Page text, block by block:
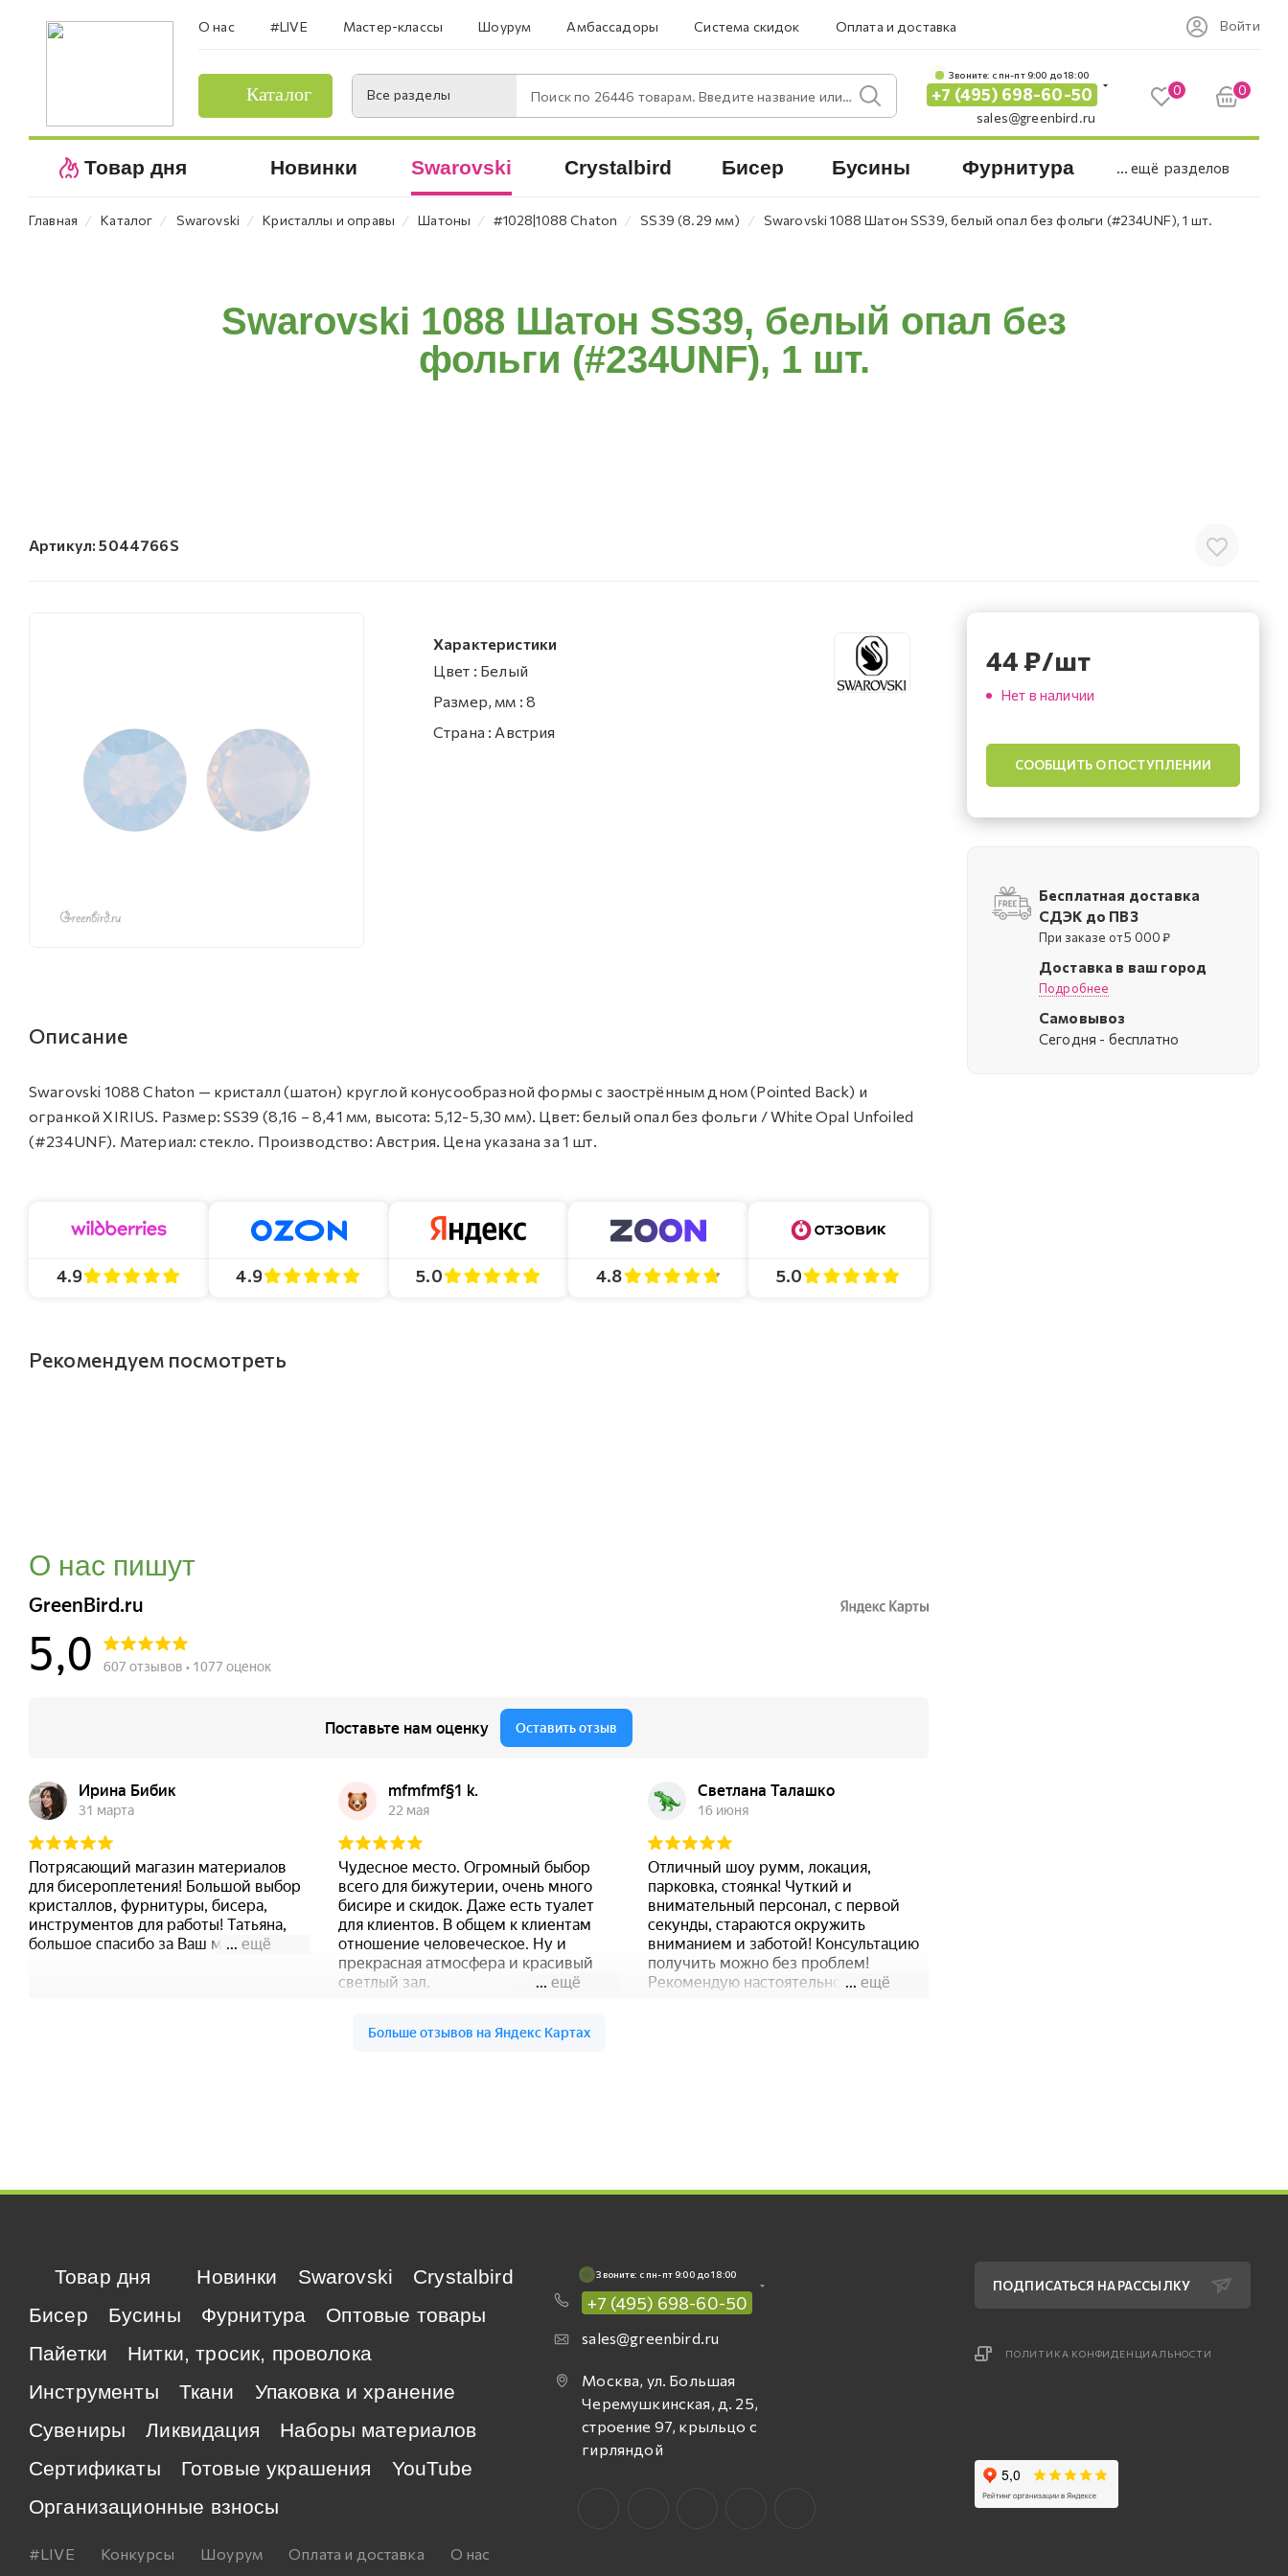
О нас #LIVE Мастер-классы Шоурум Амбассадоры Система скидок Оплата и доставка Войти
Каталог Все разделы Поиск по 26446 товарам. Введите название или артикул.
Звоните: c пн-пт 9:00 до 18:00
+7 (495) 698-60-50
sales@greenbird.ru
0 0
Товар дня Новинки Swarovski Crystalbird Бисер Бусины Фурнитура ... ещё разделов
Главная ⁄ Каталог ⁄ Swarovski ⁄ Кристаллы и оправы ⁄ Шатоны ⁄ #1028|1088 Chaton ⁄ SS39 (8.29 мм) ⁄ Swarovski 1088 Шатон SS39, белый опал без фольги (#234UNF), 1 шт.
Swarovski 1088 Шатон SS39, белый опал без
фольги (#234UNF), 1 шт.
Артикул: 5044766S
Характеристики
Цвет : Белый
Размер, мм : 8
Страна : Австрия
Описание
Swarovski 1088 Chaton — кристалл (шатон) круглой конусообразной формы с заострённым дном (Pointed Back) и
огранкой XIRIUS. Размер: SS39 (8,16 – 8,41 мм, высота: 5,12-5,30 мм). Цвет: белый опал без фольги / White Opal Unfoiled
(#234UNF). Материал: стекло. Производство: Австрия. Цена указана за 1 шт.
4.9 4.9 5.0 4.8 5.0
Рекомендуем посмотреть
О нас пишут
44₽/шт
Нет в наличии
СООБЩИТЬ О ПОСТУПЛЕНИИ
Бесплатная доставка
СДЭК до ПВЗ
При заказе от 5 000 ₽
Доставка в ваш город
Подробнее
Самовывоз
Cегодня - бесплатно
Товар дня Новинки Swarovski
Crystalbird
Бисер
Бусины Фурнитура
Оптовые товары
Пайетки
Нитки, тросик, проволока
Инструменты
Ткани
Упаковка и хранение
Сувениры
Ликвидация
Наборы материалов
Сертификаты
Готовые украшения
YouTube
Организационные взносы
#LIVE Конкурсы Шоурум Оплата и доставка О нас
Звоните: c пн-пт 9:00 до 18:00
+7 (495) 698-60-50
sales@greenbird.ru
Москва, ул. Большая
Черемушкинская, д. 25,
строение 97, крыльцо с
гирляндой
ПОДПИСАТЬСЯ НА РАССЫЛКУ
ПОЛИТИКА КОНФИДЕНЦИАЛЬНОСТИ